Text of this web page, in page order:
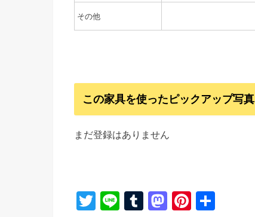
その他
この家具を使ったピックアップ写真
まだ登録はありません
T
Li
T
M
Pi